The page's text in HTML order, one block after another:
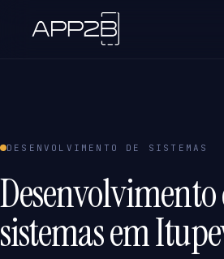
DESENVOLVIMENTO DE SISTEMAS
Desenvolvimento
sistemas em